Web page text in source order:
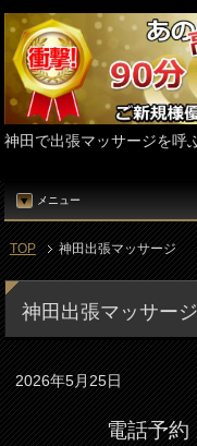
神田で出張マッサージを呼
メニュー
TOP 神田出張マッサージ
神田出張マッサージ
2026年5月25日
電話予